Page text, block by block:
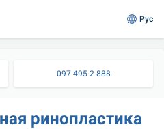
Рус
097 495 2 888
ринопластика